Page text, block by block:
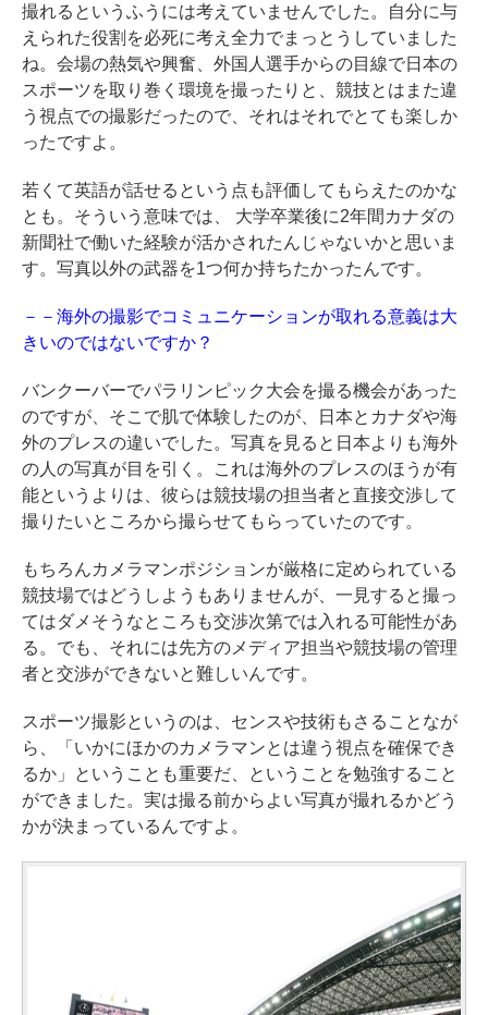
撮れるというふうには考えていませんでした。自分に与
えられた役割を必死に考え全力でまっとうしていました
ね。会場の熱気や興奮、外国人選手からの目線で日本の
スポーツを取り巻く環境を撮ったりと、競技とはまた違
う視点での撮影だったので、それはそれでとても楽しか
ったですよ。
若くて英語が話せるという点も評価してもらえたのかな
とも。そういう意味では、 大学卒業後に2年間カナダの
新聞社で働いた経験が活かされたんじゃないかと思いま
す。写真以外の武器を1つ何か持ちたかったんです。
－－海外の撮影でコミュニケーションが取れる意義は大
きいのではないですか？
バンクーバーでパラリンピック大会を撮る機会があった
のですが、そこで肌で体験したのが、日本とカナダや海
外のプレスの違いでした。写真を見ると日本よりも海外
の人の写真が目を引く。これは海外のプレスのほうが有
能というよりは、彼らは競技場の担当者と直接交渉して
撮りたいところから撮らせてもらっていたのです。
もちろんカメラマンポジションが厳格に定められている
競技場ではどうしようもありませんが、一見すると撮っ
てはダメそうなところも交渉次第では入れる可能性があ
る。でも、それには先方のメディア担当や競技場の管理
者と交渉ができないと難しいんです。
スポーツ撮影というのは、センスや技術もさることなが
ら、「いかにほかのカメラマンとは違う視点を確保でき
るか」ということも重要だ、ということを勉強すること
ができました。実は撮る前からよい写真が撮れるかどう
かが決まっているんですよ。